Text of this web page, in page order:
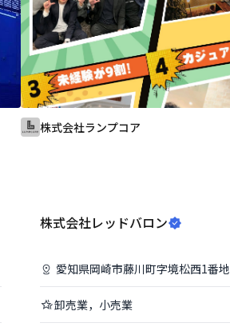
株式会社ランプコア
株式会社レッドバロン
愛知県岡崎市藤川町字境松西1番地
卸売業，小売業